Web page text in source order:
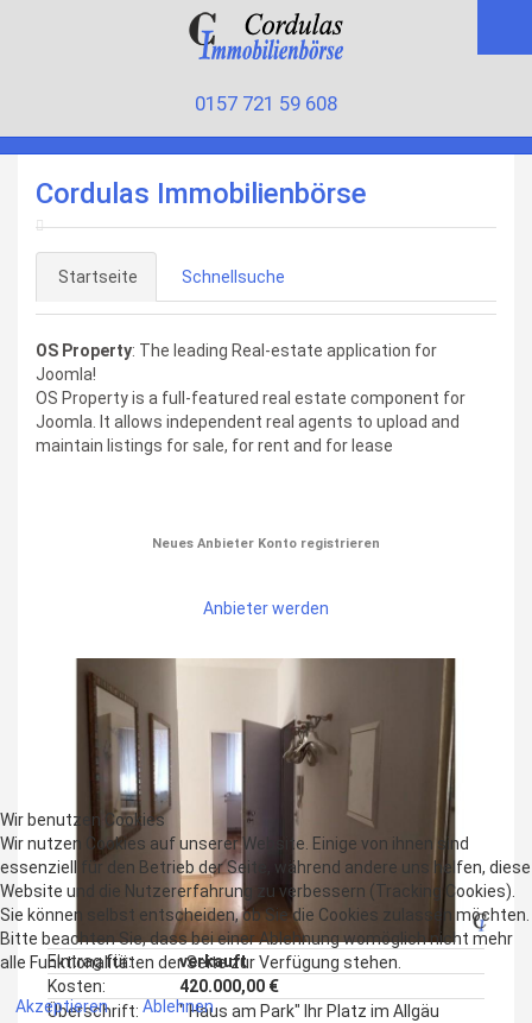
0157 721 59 608
Cordulas Immobilienbörse
Startseite Schnellsuche
OS Property: The leading Real-estate application for
Joomla!
OS Property is a full-featured real estate component for
Joomla. It allows independent real agents to upload and
maintain listings for sale, for rent and for lease
Neues Anbieter Konto registrieren
Anbieter werden
Eintrag für:
verkauft
Kosten:
420.000,00 €
Überschrift:
" Haus am Park" Ihr Platz im Allgäu
Wir benutzen Cookies
Wir nutzen Cookies auf unserer Website. Einige von ihnen sind
essenziell für den Betrieb der Seite, während andere uns helfen, diese
Website und die Nutzererfahrung zu verbessern (Tracking Cookies).
Sie können selbst entscheiden, ob Sie die Cookies zulassen möchten.
Bitte beachten Sie, dass bei einer Ablehnung womöglich nicht mehr
alle Funktionalitäten der Seite zur Verfügung stehen.
Akzeptieren
Ablehnen